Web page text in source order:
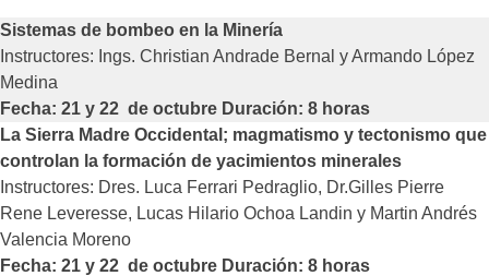
Sistemas de bombeo en la Minería
Instructores: Ings. Christian Andrade Bernal y Armando López
Medina
Fecha: 21 y 22 de octubre Duración: 8 horas
La Sierra Madre Occidental; magmatismo y tectonismo que
controlan la formación de yacimientos minerales
Instructores: Dres. Luca Ferrari Pedraglio, Dr.Gilles Pierre
Rene Leveresse, Lucas Hilario Ochoa Landin y Martin Andrés
Valencia Moreno
Fecha: 21 y 22 de octubre Duración: 8 horas